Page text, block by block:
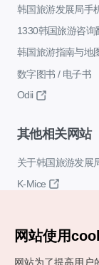
韩国旅游发展局手
1330韩国旅游咨询
韩国旅游指南与地
数字图书 / 电子书
Odii
其他相关网站
关于韩国旅游发展
K-Mice
网站使用
网站为了提高用户